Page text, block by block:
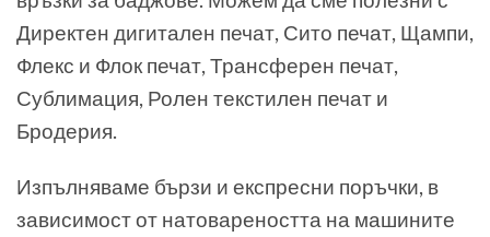
Директен дигитален печат, Сито печат, Щампи,
Флекс и Флок печат, Трансферен печат,
Сублимация, Ролен текстилен печат и
Бродерия.
Изпълняваме бързи и експресни поръчки, в
зависимост от натовареността на машините